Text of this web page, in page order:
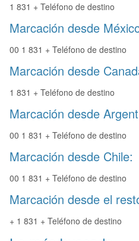
1 831 + Teléfono de destino
Marcación desde
00 1 831 + Teléfono de destino
Marcación desde
1 831 + Teléfono de destino
Marcación desde
00 1 831 + Teléfono de destino
Marcación desde Chile:
00 1 831 + Teléfono de destino
Marcación desde el
+ 1 831 + Teléfono de destino